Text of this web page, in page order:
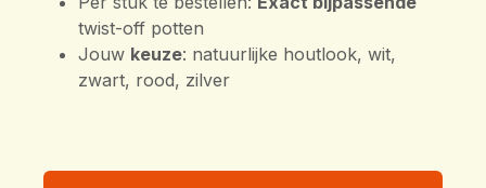
twist-off potten
Jouw keuze: natuurlijke houtlook, wit,
zwart, rood, zilver